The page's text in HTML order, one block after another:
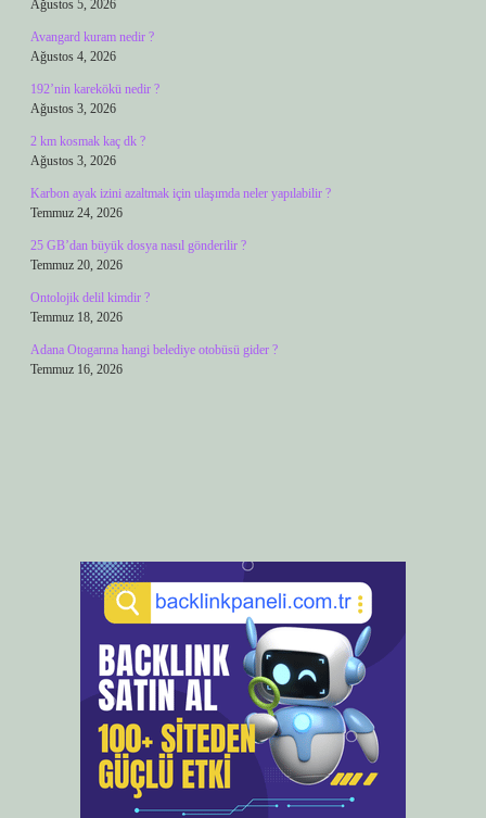
Ağustos 5, 2026
Avangard kuram nedir ?
Ağustos 4, 2026
192’nin karekökü nedir ?
Ağustos 3, 2026
2 km kosmak kaç dk ?
Ağustos 3, 2026
Karbon ayak izini azaltmak için ulaşımda neler yapılabilir ?
Temmuz 24, 2026
25 GB’dan büyük dosya nasıl gönderilir ?
Temmuz 20, 2026
Ontolojik delil kimdir ?
Temmuz 18, 2026
Adana Otogarına hangi belediye otobüsü gider ?
Temmuz 16, 2026